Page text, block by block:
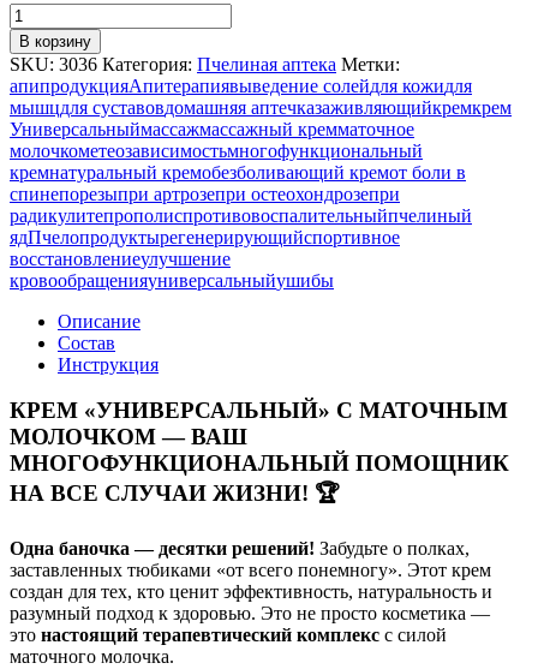
Количество
товара
КРЕМ
"УНИВЕРСАЛЬНЫЙ"
С
МАТОЧНЫМ
МОЛОЧКОМ,
50
Г
В корзину
SKU: 3036 Категория: Пчелиная аптека Метки:
апипродукцияАпитерапиявыведение солейдля кожидля
мышцдля суставовдомашняя аптечказаживляющийкремкрем
Универсальныймассажмассажный кремматочное
молочкометеозависимостьмногофункциональный
кремнатуральный кремобезболивающий кремот боли в
спинепорезыпри артрозепри остеохондрозепри
радикулитепрополиспротивовоспалительныйпчелиный
ядПчелопродуктырегенерирующийспортивное
восстановлениеулучшение
кровообращенияуниверсальныйушибы
Описание
Состав
Инструкция
КРЕМ «УНИВЕРСАЛЬНЫЙ» С МАТОЧНЫМ
МОЛОЧКОМ — ВАШ
МНОГОФУНКЦИОНАЛЬНЫЙ ПОМОЩНИК
НА ВСЕ СЛУЧАИ ЖИЗНИ! 🏆
Одна баночка — десятки решений! Забудьте о полках,
заставленных тюбиками «от всего понемногу». Этот крем
создан для тех, кто ценит эффективность, натуральность и
разумный подход к здоровью. Это не просто косметика —
это настоящий терапевтический комплекс с силой
маточного молочка.